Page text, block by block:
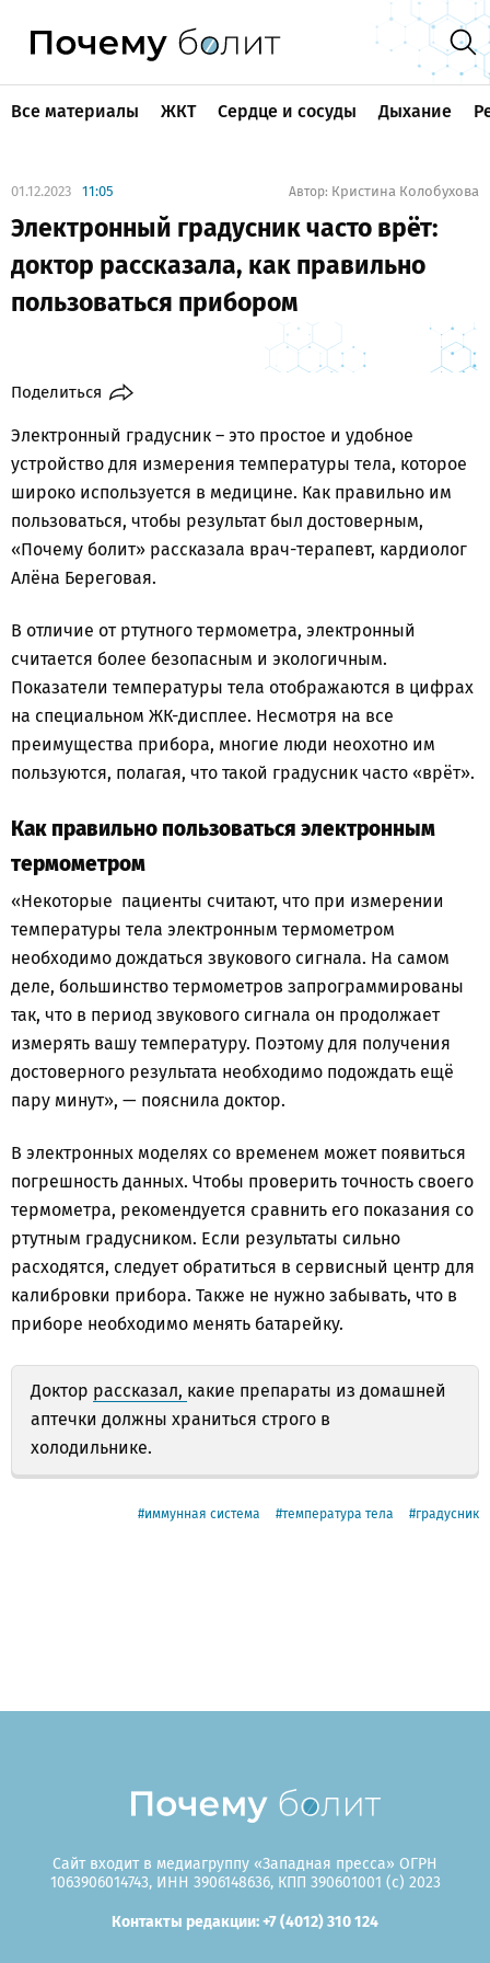
Все материалы ЖКТ Сердце и сосуды Дыхание
01.12.2023 11:05 Автор: Кристина Колобухова
Электронный градусник часто врёт:
доктор рассказала, как правильно
пользоваться прибором
Поделиться
Электронный градусник – это простое и удобное
устройство для измерения температуры тела, которое
широко используется в медицине. Как правильно им
пользоваться, чтобы результат был достоверным,
«Почему болит» рассказала врач-терапевт, кардиолог
Алёна Береговая.
В отличие от ртутного термометра, электронный
считается более безопасным и экологичным.
Показатели температуры тела отображаются в цифрах
на специальном ЖК-дисплее. Несмотря на все
преимущества прибора, многие люди неохотно им
пользуются, полагая, что такой градусник часто «врёт».
Как правильно пользоваться электронным
термометром
«Некоторые пациенты считают, что при измерении
температуры тела электронным термометром
необходимо дождаться звукового сигнала. На самом
деле, большинство термометров запрограммированы
так, что в период звукового сигнала он продолжает
измерять вашу температуру. Поэтому для получения
достоверного результата необходимо подождать ещё
пару минут», — пояснила доктор.
В электронных моделях со временем может появиться
погрешность данных. Чтобы проверить точность своего
термометра, рекомендуется сравнить его показания со
ртутным градусником. Если результаты сильно
расходятся, следует обратиться в сервисный центр для
калибровки прибора. Также не нужно забывать, что в
приборе необходимо менять батарейку.
Доктор рассказал, какие препараты из домашней
аптечки должны храниться строго в
холодильнике.
иммунная система температура тела градусник
Сайт входит в медиагруппу «Западная пресса» ОГРН
1063906014743, ИНН 3906148636, КПП 390601001 (c) 2023
Контакты редакции: +7 (4012) 310 124